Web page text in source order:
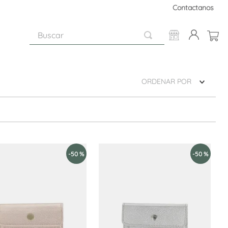
Contactanos
ORDENAR POR
-50 % -50 %